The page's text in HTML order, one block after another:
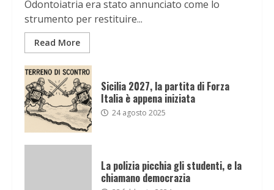
Odontoiatria era stato annunciato come lo
strumento per restituire...
Read More
Sicilia 2027, la partita di Forza
Italia è appena iniziata
24 agosto 2025
La polizia picchia gli studenti, e la
chiamano democrazia